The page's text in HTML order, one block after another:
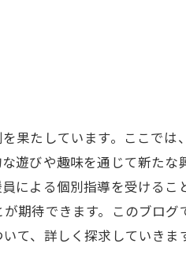
果たしています。ここでは
びや趣味を通じて新たな
による個別指導を受けるこ
期待できます。このブログ
て、詳しく探求していきま